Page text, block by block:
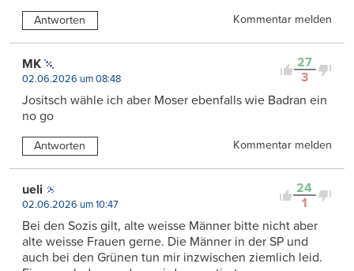
Antworten Kommentar melden
27
3
MK
02.06.2026 um 08:48
Jositsch wähle ich aber Moser ebenfalls wie Badran ein
no go
Antworten Kommentar melden
24
1
ueli
02.06.2026 um 10:47
Bei den Sozis gilt, alte weisse Männer bitte nicht aber
alte weisse Frauen gerne. Die Männer in der SP und
auch bei den Grünen tun mir inzwischen ziemlich leid.